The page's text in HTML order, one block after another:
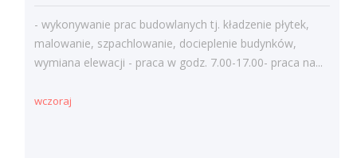
- wykonywanie prac budowlanych tj. kładzenie płytek,
malowanie, szpachlowanie, docieplenie budynków,
wymiana elewacji - praca w godz. 7.00-17.00- praca na...
wczoraj